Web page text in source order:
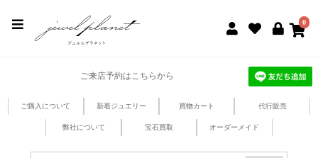
0
ご来店予約はこちらから
ご購入について 新着ジュエリー 買物カート 代行販売
弊社について 宝石買取 オーダーメイド